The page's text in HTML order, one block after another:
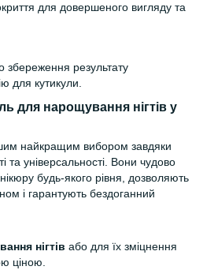
для довершеного вигляду та
збереження результату
для кутикули.
для нарощування нігтів у
найкращим вибором завдяки
та універсальності. Вони чудово
будь-якого рівня, дозволяють
і гарантують бездоганний
нігтів або для їх зміцнення
ціною.